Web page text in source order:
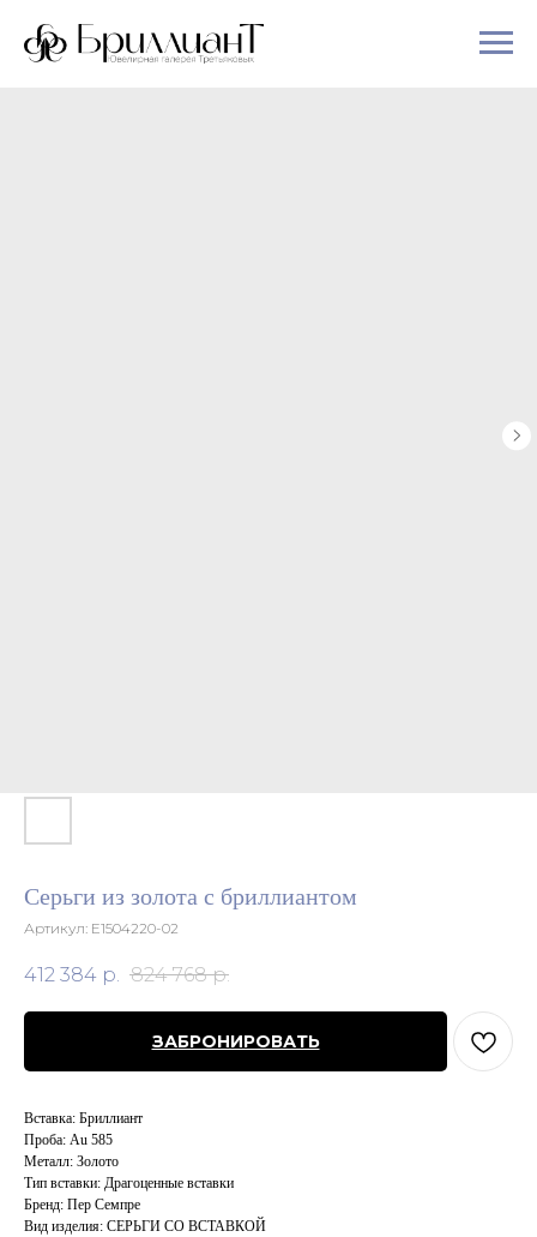
Серьги из золота с бриллиантом
Артикул: E1504220-02
412 384 р. 824 768 р.
ЗАБРОНИРОВАТЬ
Вставка: Бриллиант
Проба: Au 585
Металл: Золото
Тип вставки: Драгоценные вставки
Бренд: Пер Семпре
Вид изделия: СЕРЬГИ СО ВСТАВКОЙ